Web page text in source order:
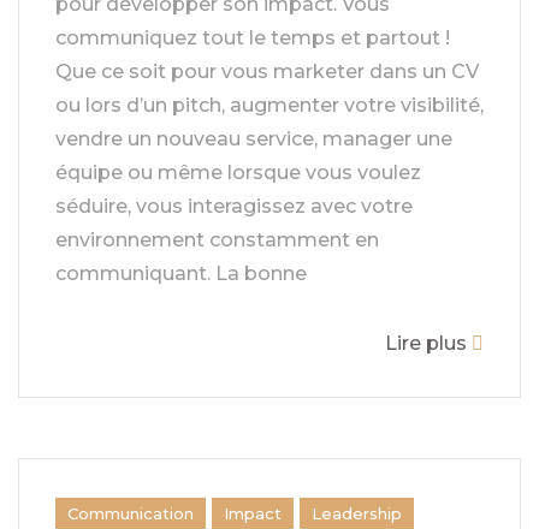
communiquez tout le temps et partout !
Que ce soit pour vous marketer dans un CV
ou lors d’un pitch, augmenter votre visibilité,
vendre un nouveau service, manager une
équipe ou même lorsque vous voulez
séduire, vous interagissez avec votre
environnement constamment en
communiquant. La bonne
Lire plus
Communication Impact
Leadership